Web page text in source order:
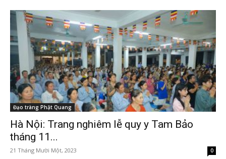
Đạo tràng Phật Quang
Hà Nội: Trang nghiêm lễ quy y Tam Bảo
tháng 11...
21 Tháng Mười Một, 2023 0